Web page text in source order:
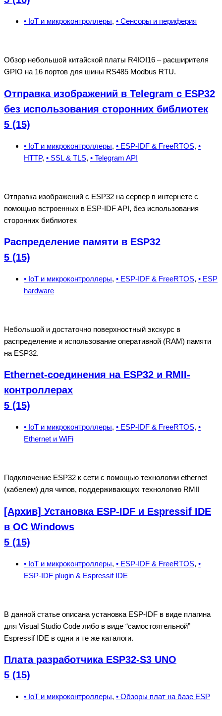
• IoT и микроконтроллеры, • Сенсоры и периферия
Обзор небольшой китайской платы R4IOI16 – расширителя
GPIO на 16 портов для шины RS485 Modbus RTU.
Отправка изображений в Telegram с ESP32
без использования сторонних библиотек
5 (15)
• IoT и микроконтроллеры, • ESP-IDF & FreeRTOS, •
HTTP, • SSL & TLS, • Telegram API
Отправка изображений c ESP32 на сервер в интернете с
помощью встроенных в ESP-IDF API, без использования
сторонних библиотек
Распределение памяти в ESP32
5 (15)
• IoT и микроконтроллеры, • ESP-IDF & FreeRTOS, • ESP
hardware
Небольшой и достаточно поверхностный экскурс в
распределение и использование оперативной (RAM) памяти
на ESP32.
Ethernet-соединения на ESP32 и RMII-
контроллерах
5 (15)
• IoT и микроконтроллеры, • ESP-IDF & FreeRTOS, •
Ethernet и WiFi
Подключение ESP32 к сети с помощью технологии ethernet
(кабелем) для чипов, поддерживающих технологию RMII
[Архив] Установка ESP-IDF и Espressif IDE
в ОС Windows
5 (15)
• IoT и микроконтроллеры, • ESP-IDF & FreeRTOS, •
ESP-IDF plugin & Espressif IDE
В данной статье описана установка ESP-IDF в виде плагина
для Visual Studio Code либо в виде “самостоятельной”
Espressif IDE в одни и те же каталоги.
Плата разработчика ESP32-S3 UNO
5 (15)
• IoT и микроконтроллеры, • Обзоры плат на базе ESP